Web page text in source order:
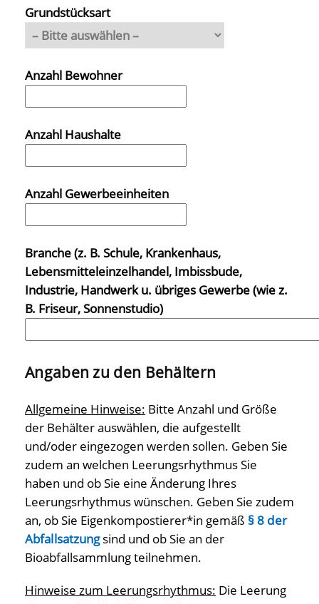
Grundstücksart
Anzahl Bewohner
Anzahl Haushalte
Anzahl Gewerbeeinheiten
Branche (z. B. Schule, Krankenhaus,
Lebensmitteleinzelhandel, Imbissbude,
Industrie, Handwerk u. übriges Gewerbe (wie z.
B. Friseur, Sonnenstudio)
Angaben zu den Behältern
Allgemeine Hinweise: Bitte Anzahl und Größe
der Behälter auswählen, die aufgestellt
und/oder eingezogen werden sollen. Geben Sie
zudem an welchen Leerungsrhythmus Sie
haben und ob Sie eine Änderung Ihres
Leerungsrhythmus wünschen. Geben Sie zudem
an, ob Sie Eigenkompostierer*in gemäß § 8 der
Abfallsatzungsind und ob Sie an der
Bioabfallsammlung teilnehmen.
Hinweise zum Leerungsrhythmus: Die Leerung